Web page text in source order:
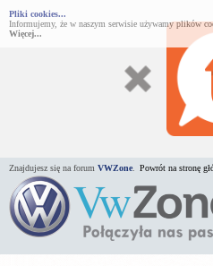
Pliki cookies...
Informujemy, że w naszym serwisie używamy plików
Więcej...
Znajdujesz się na forum VWZone Powrót na stronę